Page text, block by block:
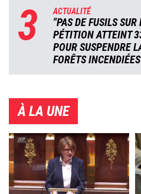
3 ACTUALITÉ
"PAS DE FUSILS
PÉTITION ATTEINT
POUR SUSPENDRE
FORÊTS INCENDIÉES
À LA UNE
Image